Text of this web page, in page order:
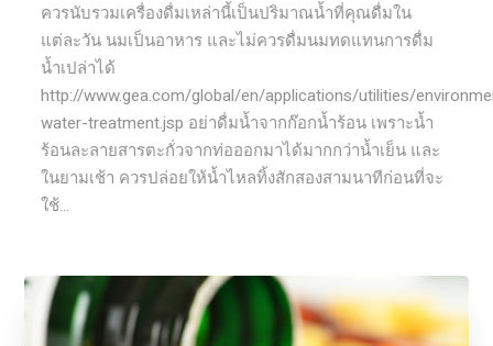
ควรนับรวมเครื่องดื่มเหล่านี้เป็นปริมาณน้ำที่คุณดื่มใน
แต่ละวัน นมเป็นอาหาร และไม่ควรดื่มนมทดแทนการดื่ม
น้ำเปล่าได้
http://www.gea.com/global/en/applications/utilities/
water-treatment.jsp อย่าดื่มน้ำจากก๊อกน้ำร้อน เพราะน้ำ
ร้อนละลายสารตะกั่วจากท่อออกมาได้มากกว่าน้ำเย็น และ
ในยามเช้า ควรปล่อยให้น้ำไหลทิ้งสักสองสามนาทีก่อนที่จะ
ใช้...